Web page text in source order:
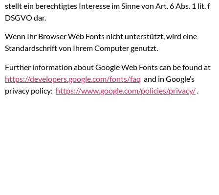
stellt ein berechtigtes Interesse im Sinne von Art. 6 Abs. 1 lit. f
DSGVO dar.
Wenn Ihr Browser Web Fonts nicht unterstützt, wird eine
Standardschrift von Ihrem Computer genutzt.
Further information about Google Web Fonts can be found at
https://developers.google.com/fonts/faq and in Google’s
privacy policy: https://www.google.com/policies/privacy/